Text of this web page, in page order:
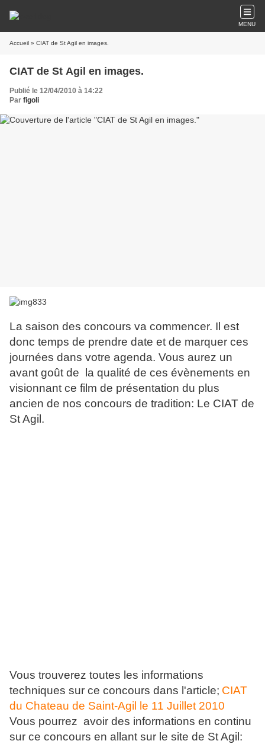
MENU
Accueil » CIAT de St Agil en images.
CIAT de St Agil en images.
Publié le 12/04/2010 à 14:22
Par figoli
La saison des concours va commencer. Il est
donc temps de prendre date et de marquer ces
journées dans votre agenda. Vous aurez un
avant goût de la qualité de ces évènements en
visionnant ce film de présentation du plus
ancien de nos concours de tradition: Le CIAT de
St Agil.
Vous trouverez toutes les informations
techniques sur ce concours dans l'article; CIAT
du Chateau de Saint-Agil le 11 Juillet 2010
Vous pourrez avoir des informations en continu
sur ce concours en allant sur le site de St Agil: